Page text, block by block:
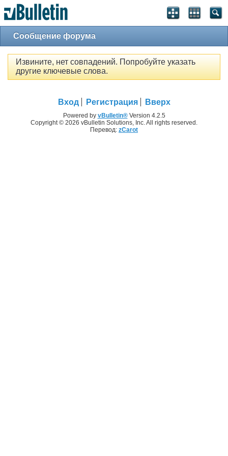
Сообщение форума
Извините, нет совпадений. Попробуйте указать
другие ключевые слова.
Вход Регистрация Вверх
Powered by vBulletin®Version 4.2.5
Copyright © 2026 vBulletin Solutions, Inc. All rights reserved.
Перевод: zCarot